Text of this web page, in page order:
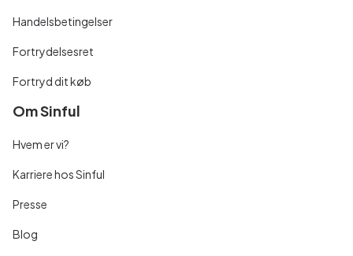
Handelsbetingelser
Fortrydelsesret
Fortryd dit køb
Om Sinful
Hvem er vi?
Karriere hos Sinful
Presse
Blog